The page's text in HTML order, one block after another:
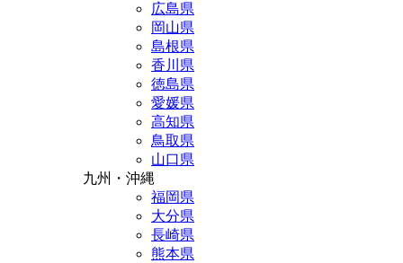
広島県
岡山県
島根県
香川県
徳島県
愛媛県
高知県
鳥取県
山口県
九州・沖縄
福岡県
大分県
長崎県
熊本県